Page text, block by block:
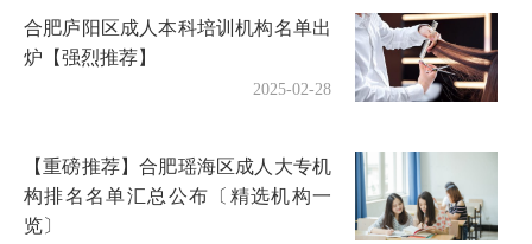
合肥庐阳区成人本科培训机构名单出
炉【强烈推荐】
2025-02-28
【重磅推荐】合肥瑶海区成人大专机
构排名名单汇总公布〔精选机构一
览〕